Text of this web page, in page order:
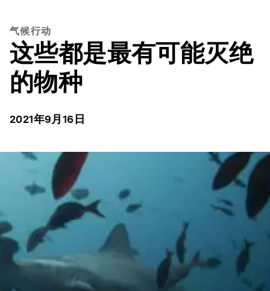
气候行动
这些都是最有可能灭绝
的物种
2021年9月16日